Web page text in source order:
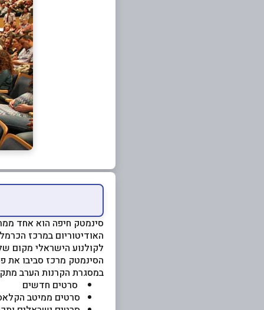
האודיטוריום במרכז
לקולנוע הישראלי מקום
הסינמטק מרכז סביבו את
במסגרת הקרנות הערב
סרטים חדשים
סרטים ממיטב